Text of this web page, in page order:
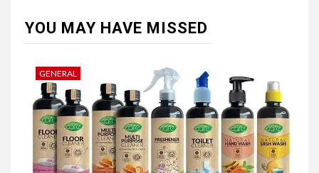
YOU MAY HAVE MISSED
GENERAL